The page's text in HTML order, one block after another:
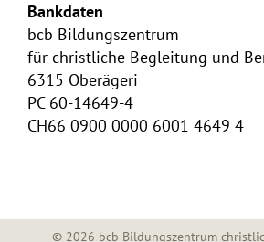
Bankdaten
bcb Bildungszentrum
für christliche Begleitung und
6315 Oberägeri
PC 60-14649-4
CH66 0900 0000 6001 4649 4
© 2026 bcb Bildungszentrum